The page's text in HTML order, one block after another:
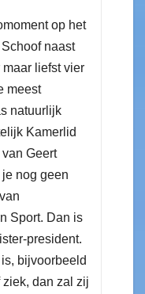
op het
naast
liefst vier
meest
natuurlijk
Kamerlid
Geert
nog geen
Sport. Dan is
president.
bijvoorbeeld
dan zal zij